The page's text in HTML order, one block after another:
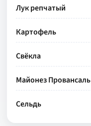
Лук репчатый
Картофель
Свёкла
Майонез Провансаль
Сельдь